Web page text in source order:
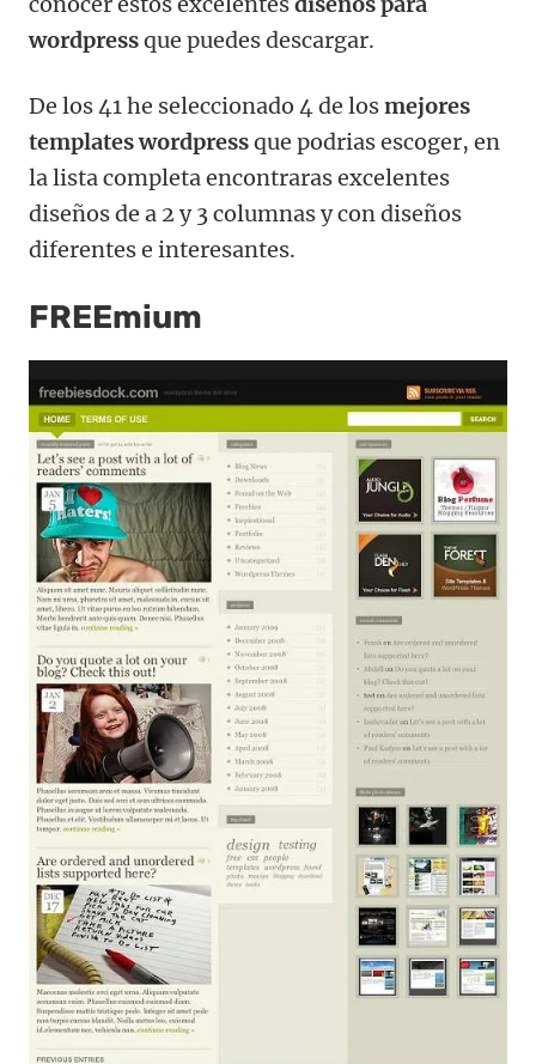
wordpressque puedes descargar.
De los 41 he seleccionado 4 de losmejores
templates wordpressque podrias escoger, en
la lista completa encontraras excelentes
diseños de a 2 y 3 columnas y con diseños
diferentes e interesantes.
FREEmium